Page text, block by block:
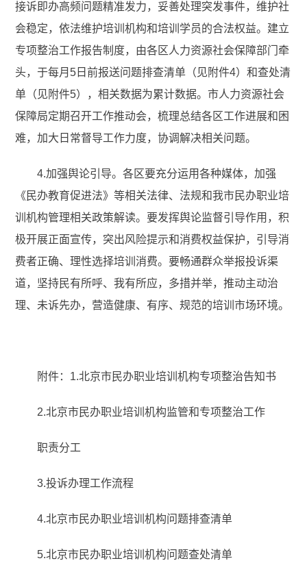
接诉即办高频问题精准发力，妥善处理突发事件，维护社
会稳定，依法维护培训机构和培训学员的合法权益。建立
专项整治工作报告制度，由各区人力资源社会保障部门牵
头，于每月5日前报送问题排查清单（见附件4）和查处清
单（见附件5），相关数据为累计数据。市人力资源社会
保障局定期召开工作推动会，梳理总结各区工作进展和困
难，加大日常督导工作力度，协调解决相关问题。
4.加强舆论引导。各区要充分运用各种媒体，加强
《民办教育促进法》等相关法律、法规和我市民办职业培
训机构管理相关政策解读。要发挥舆论监督引导作用，积
极开展正面宣传，突出风险提示和消费权益保护，引导消
费者正确、理性选择培训消费。要畅通群众举报投诉渠
道，坚持民有所呼、我有所应，多措并举，推动主动治
理、未诉先办，营造健康、有序、规范的培训市场环境。
附件：1.北京市民办职业培训机构专项整治告知书
2.北京市民办职业培训机构监管和专项整治工作
职责分工
3.投诉办理工作流程
4.北京市民办职业培训机构问题排查清单
5.北京市民办职业培训机构问题查处清单